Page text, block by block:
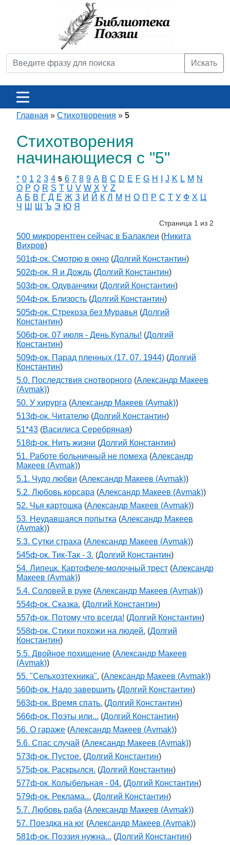
Искать
Главная » Стихотворения » 5
Стихотворения
начинающиеся с "5"
* 0 1 2 3 4 5 6 7 8 9 A B C D E F G H J K L M N
O P Q R S T U V W X Y Z
А Б В Г Д Е Ж З И Й К Л М Н О П Р С Т У Ф Х Ц
Ч
Ш Щ Ъ Э Ю Я
Страница 1 из 2
500 микрорентген сейчас в Балаклеи (Никита
Вихров)
501ф-ок. Смотрю в окно (Долгий Константин)
502ф-ок. Я и Дождь (Долгий Константин)
503ф-ок. Одуванчики (Долгий Константин)
504ф-ок. Близость (Долгий Константин)
505ф-ок. Стрекоза без Муравья (Долгий
Константин)
506ф-ок. 07 июля - День Купалы! (Долгий
Константин)
509ф-ок. Парад пленных (17. 07. 1944) (Долгий
Константин)
5.0. Последствия снотворного (Александр Макеев
(Avmak))
50. У хирурга (Александр Макеев (Avmak))
513ф-ок. Читателю (Долгий Константин)
51*43 (Василиса Серебряная)
518ф-ок. Нить жизни (Долгий Константин)
51. Работе больничный не помеха (Александр
Макеев (Avmak))
5.1. Чудо любви (Александр Макеев (Avmak))
5.2. Любовь корсара (Александр Макеев (Avmak))
52. Чья картошка (Александр Макеев (Avmak))
53. Неудавшаяся попытка (Александр Макеев
(Avmak))
5.3. Сутки страха (Александр Макеев (Avmak))
545ф-ок. Тик-Так - 3. (Долгий Константин)
54. Липецк. Картофеле-молочный трест (Александр
Макеев (Avmak))
5.4. Соловей в руке (Александр Макеев (Avmak))
554ф-ок. Сказка. (Долгий Константин)
557ф-ок. Потому что всегда! (Долгий Константин)
558ф-ок. Стихи похожи на людей. (Долгий
Константин)
5.5. Двойное похищение (Александр Макеев
(Avmak))
55. "Сельхозтехника". (Александр Макеев (Avmak))
560ф-ок. Надо завершить (Долгий Константин)
563ф-ок. Время спать. (Долгий Константин)
566ф-ок. Поэты или... (Долгий Константин)
56. О гараже (Александр Макеев (Avmak))
5.6. Спас случай (Александр Макеев (Avmak))
573ф-ок. Пустое. (Долгий Константин)
575ф-ок. Раскрылся. (Долгий Константин)
577ф-ок. Колыбельная - 04. (Долгий Константин)
579ф-ок. Реклама... (Долгий Константин)
5.7. Любовь раба (Александр Макеев (Avmak))
57. Поездка на юг (Александр Макеев (Avmak))
581ф-ок. Поэзия нужна... (Долгий Константин)